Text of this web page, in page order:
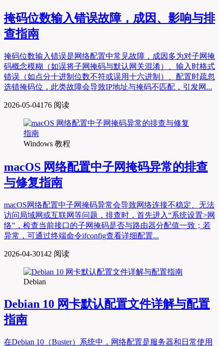
掩码位数输入错误故障，成因、影响与排
查指南
掩码位数输入错误是网络配置中常见故障，成因多为对子网掩
码概念模糊（如误将子网掩码与默认网关混淆）、输入时格式
错误（如点分十进制位数不符或误用十六进制）、配置时疏忽
选错掩码位，此类故障会导致IP地址与掩码不匹配，引发网...
2026-05-04176 阅读
Windows 教程
macOS 网络配置中子网掩码异常的排查
与修复指南
macOS网络配置中子网掩码异常会导致网络连接不稳定、无法
访问局域网或互联网等问题，排查时，首先进入“系统设置˃网
络”，检查当前接口的子网掩码是否与路由器分配值一致；若
异常，可通过终端命令ifconfig查看详细配置...
2026-04-30142 阅读
Debian
Debian 10 网卡默认配置文件详解与配置
指南
在Debian 10（Buster）系统中，网络配置是服务器和日常使用